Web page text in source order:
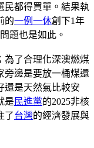
民都得買單。結果執
的一例一休創下1年
題也是如此。
為了合理化深澳燃煤
旁邊是要放一桶煤還
還是天然氣比較安
是 民進黨的2025非核
了台灣的經濟發展與